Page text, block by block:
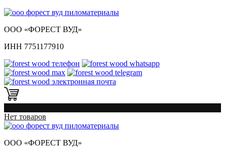
ООО «ФОРЕСТ ВУД»
ИНН 7751177910
Нет товаров
ООО «ФОРЕСТ ВУД»